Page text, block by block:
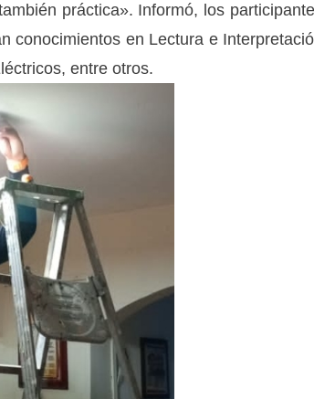
práctica». Informó, los
conocimientos en Lectura e
entre otros.